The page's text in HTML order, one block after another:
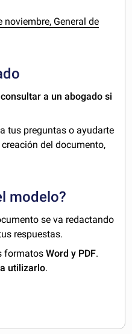
General de
consultar a un abogado si
tus preguntas o ayudarte
del documento,
modelo?
se va redactando
respuestas.
formatosWord y PDF.
utilizarlo.